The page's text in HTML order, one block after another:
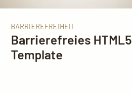
BARRIEREFREIHEIT
Barrierefreies HTML5
Template